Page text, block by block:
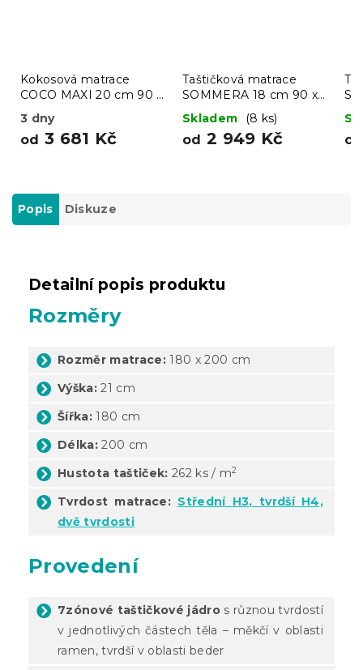
Kokosová matrace
COCO MAXI 20 cm 90 x
200 cm
3 dny
od 3 681 Kč
Taštičková matrace
SOMMERA 18 cm 90 x
200 cm
Skladem (8 ks)
od 2 949 Kč od
Popis Diskuze
Detailní popis produktu
Rozměry
Rozměr matrace:180 x 200 cm
Výška: 21 cm
Šířka:180 cm
Délka:200 cm
Hustota taštiček: 262 ks / m2
Tvrdost matrace: Střední H3, tvrdší H4,
dvě tvrdosti
Provedení
7zónové taštičkové jádro s různou tvrdostí
v jednotlivých částech těla – měkčí v oblasti
ramen, tvrdší v oblasti beder